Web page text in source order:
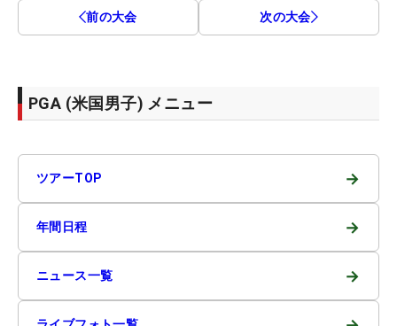
前の大会 次の大会
PGA (米国男子) メニュー
ツアーTOP →
年間日程 →
ニュース一覧 →